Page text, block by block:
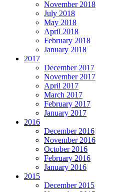
November 2018
July 2018
May 2018
April 2018
February 2018
January 2018
2017
December 2017
November 2017
April 2017
March 2017
February 2017
January 2017
2016
December 2016
November 2016
October 2016
February 2016
January 2016
2015
December 2015